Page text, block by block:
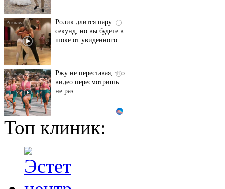
i
Ролик длится пару
секунд, но вы будете в
шоке от увиденного
i
Ржу не переставая, это
видео пересмотришь
не раз
Ролик из Омска: вы
будете смеяться долго
Королева вагона
отожгла! Видео не
Топ клиник: